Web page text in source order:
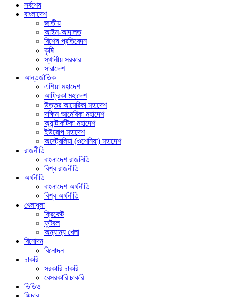
সর্বশেষ
বাংলাদেশ
জাতীয়
আইন-আদালত
বিশেষ প্রতিবেদন
কৃষি
স্থানীয় সরকার
সারাদেশ
আন্তর্জাতিক
এশিয়া মহাদেশ
আফ্রিকা মহাদেশ
উত্তর আমেরিকা মহাদেশ
দক্ষিন আমেরিকা মহাদেশ
অ্যান্টার্কটিকা মহাদেশ
ইউরোপ মহাদেশ
অস্ট্রেলিয়া (ওশেনিয়া) মহাদেশ
রাজনীতি
বাংলাদেশ রাজনিতি
বিশ্ব রাজনীতি
অর্থনীতি
বাংলাদেশ অর্থনীতি
বিশ্ব অর্থনীতি
খেলাধুলা
ক্রিকেট
ফুটবল
অন্যান্য খেলা
বিনোদন
বিনোদন
চাকরি
সরকারি চাকরি
বেসরকারি চাকরি
ভিডিও